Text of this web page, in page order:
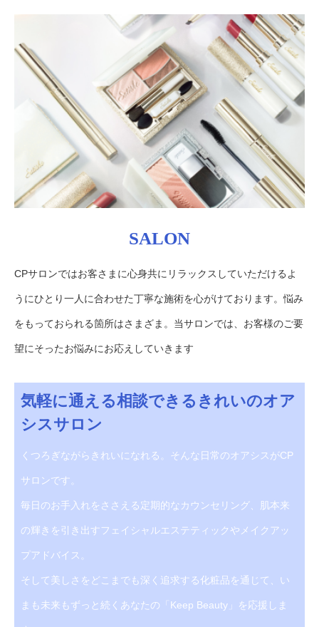
SALON
CPサロンではお客さまに心身共にリラックスしていただけるよ
うにひとり一人に合わせた丁寧な施術を心がけております。悩み
をもっておられる箇所はさまざま。当サロンでは、お客様のご要
望にそったお悩みにお応えしていきます
気軽に通える相談できるきれいのオア
シスサロン
くつろぎながらきれいになれる。そんな日常のオアシスがCP
サロンです。
毎日のお手入れをささえる定期的なカウンセリング、肌本来
の輝きを引き出すフェイシャルエステティックやメイクアッ
プアドバイス。
そして美しさをどこまでも深く追求する化粧品を通じて、い
まも未来もずっと続くあなたの「Keep Beauty」を応援しま